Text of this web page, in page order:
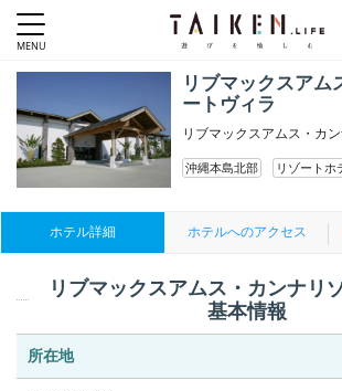
リブマックスアム
ートヴィラ
リブマックスアムス・カ
沖縄本島北部 リゾートホ
ホテル詳細 ホテルへのアクセス
リブマックスアムス・カンナリ
基本情報
所在地